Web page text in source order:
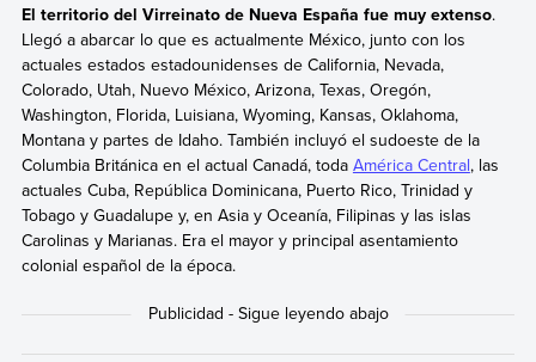
El territorio del Virreinato de Nueva España fue muy extenso.
Llegó a abarcar lo que es actualmente México, junto con los
actuales estados estadounidenses de California, Nevada,
Colorado, Utah, Nuevo México, Arizona, Texas, Oregón,
Washington, Florida, Luisiana, Wyoming, Kansas, Oklahoma,
Montana y partes de Idaho. También incluyó el sudoeste de la
Columbia Británica en el actual Canadá, toda América Central, las
actuales Cuba, República Dominicana, Puerto Rico, Trinidad y
Tobago y Guadalupe y, en Asia y Oceanía, Filipinas y las islas
Carolinas y Marianas. Era el mayor y principal asentamiento
colonial español de la época.